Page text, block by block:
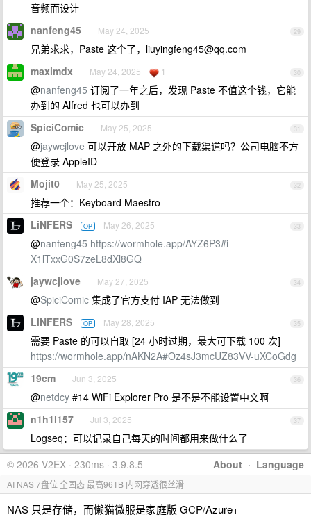
音频而设计
29
nanfeng45 May 24, 2025
兄弟求求，Paste 这个了， liuyingfeng45@qq.com
30
maximdx May 24, 2025 1
@nanfeng45 订阅了一年之后，发现 Paste 不值这个钱，它能
办到的 Alfred 也可以办到
31
SpiciComic May 25, 2025
@jaywcjlove 可以开放 MAP 之外的下载渠道吗？公司电脑不方
便登录 AppleID
32
Mojit0 May 25, 2025
推荐一个：Keyboard Maestro
33
LiNFERS OP May 26, 2025
@nanfeng45 https://wormhole.app/AYZ6P3#i-
X1lTxxG0S7zeL8dXl8GQ
34
jaywcjlove May 27, 2025
@SpiciComic 集成了官方支付 IAP 无法做到
35
LiNFERS OP May 28, 2025
需要 Paste 的可以自取 [24 小时过期，最大可下载 100 次]
https://wormhole.app/nAKN2A#Oz4sJ3mcUZ83VV-uXCoGdg
36
19cm Jun 3, 2025
@netdcy #14 WiFi Explorer Pro 是不是不能设置中文啊
37
n1h1l157 Jul 3, 2025
Logseq：可以记录自己每天的时间都用来做什么了
About · Language
© 2026 V2EX · 230ms · 3.9.8.5
AI NAS 7盘位 全固态 最高96TB 内网穿透很丝滑
NAS 只是存储，而懒猫微服是家庭版 GCP/Azure+